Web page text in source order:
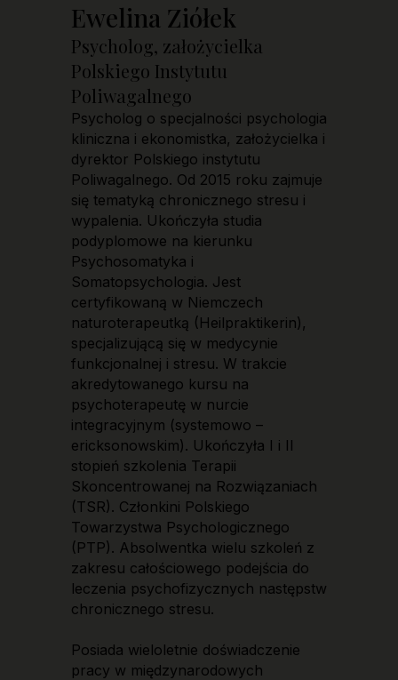
Ewelina Ziółek
Psycholog, założycielka
Polskiego Instytutu
Poliwagalnego
Psycholog o specjalności psychologia
kliniczna i ekonomistka, założycielka i
dyrektor Polskiego instytutu
Poliwagalnego. Od 2015 roku zajmuje
się tematyką chronicznego stresu i
wypalenia. Ukończyła studia
podyplomowe na kierunku
Psychosomatyka i
Somatopsychologia. Jest
certyfikowaną w Niemczech
naturoterapeutką (Heilpraktikerin),
specjalizującą się w medycynie
funkcjonalnej i stresu. W trakcie
akredytowanego kursu na
psychoterapeutę w nurcie
integracyjnym (systemowo –
ericksonowskim). Ukończyła I i II
stopień szkolenia Terapii
Skoncentrowanej na Rozwiązaniach
(TSR). Członkini Polskiego
Towarzystwa Psychologicznego
(PTP). Absolwentka wielu szkoleń z
zakresu całościowego podejścia do
leczenia psychofizycznych następstw
chronicznego stresu.
Posiada wieloletnie doświadczenie
pracy w międzynarodowych